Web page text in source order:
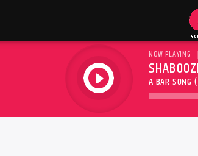
play
NOW PLAYING
A BAR SONG